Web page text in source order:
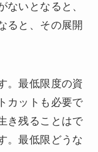
ないとなると、
ると、その展開
。最低限度の資
カットも必要で
き残ることはで
。最低限どうな